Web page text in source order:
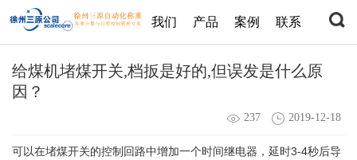
我们 产品 案例 联系
给煤机堵煤开关,档扳是好的,但误发是什么原
因？
237 2019-12-18
可以在堵煤开关的控制回路中增加一个时间继电器，延时3-4秒后导